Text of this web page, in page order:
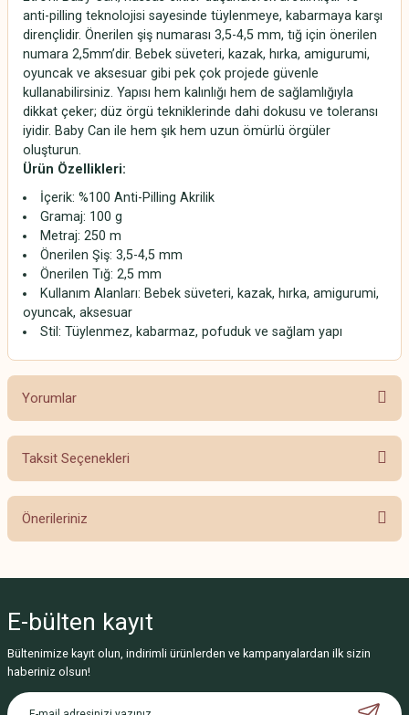
anti-pilling teknolojisi sayesinde tüylenmeye, kabarmaya karşı
dirençlidir. Önerilen şiş numarası 3,5-4,5 mm, tığ için önerilen
numara 2,5mm’dir. Bebek süveteri, kazak, hırka, amigurumi,
oyuncak ve aksesuar gibi pek çok projede güvenle
kullanabilirsiniz. Yapısı hem kalınlığı hem de sağlamlığıyla
dikkat çeker; düz örgü tekniklerinde dahi dokusu ve toleransı
iyidir. Baby Can ile hem şık hem uzun ömürlü örgüler
oluşturun.
Ürün Özellikleri:
İçerik: %100 Anti-Pilling Akrilik
Gramaj: 100 g
Metraj: 250 m
Önerilen Şiş: 3,5-4,5 mm
Önerilen Tığ: 2,5 mm
Kullanım Alanları: Bebek süveteri, kazak, hırka, amigurumi,
oyuncak, aksesuar
Stil: Tüylenmez, kabarmaz, pofuduk ve sağlam yapı
Yorumlar
Taksit Seçenekleri
Önerileriniz
Görüş ve önerileriniz için teşekkür ederiz.
Ürün resmi kalitesiz, bozuk veya görüntülenemiyor.
Ürün açıklamasında eksik bilgiler bulunuyor.
E-bülten kayıt
Bültenimize kayıt olun, indirimli ürünlerden ve kampanyalardan ilk sizin
haberiniz olsun!